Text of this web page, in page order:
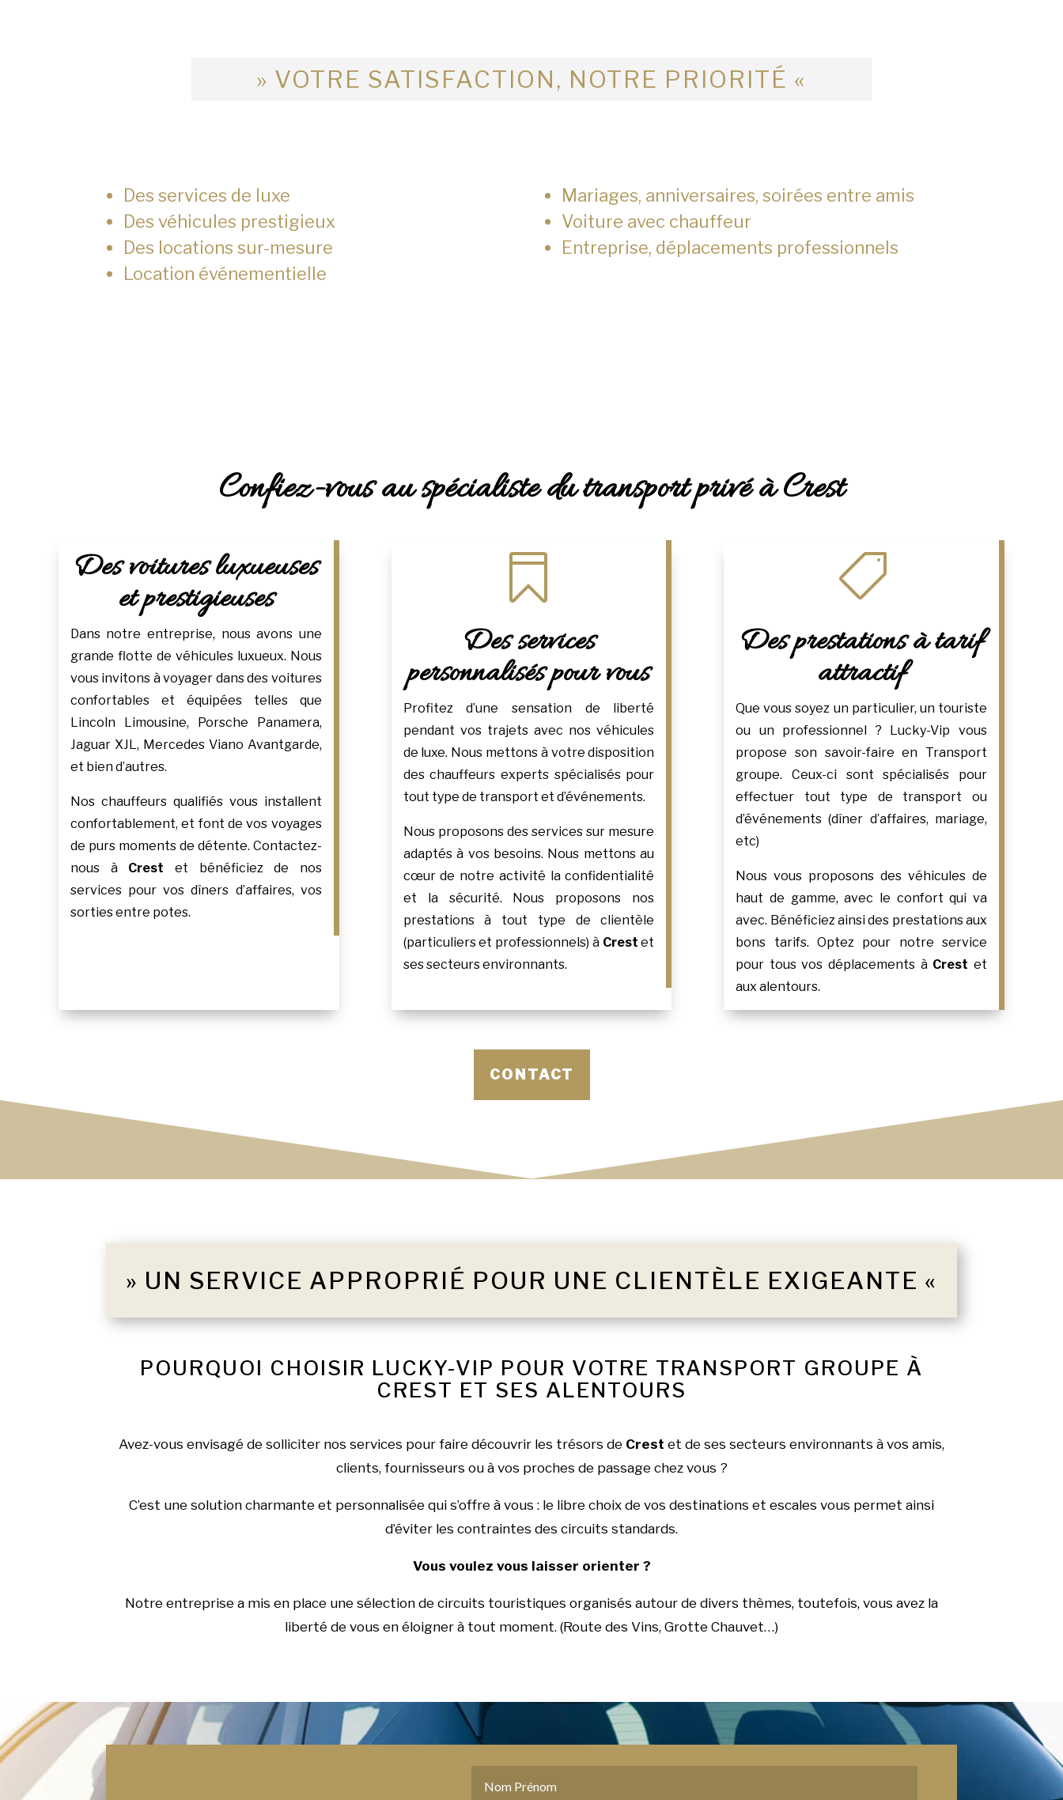
» VOTRE SATISFACTION, NOTRE PRIORITÉ «
Des services de luxe
Des véhicules prestigieux
Des locations sur-mesure
Location événementielle
Mariages, anniversaires, soirées entre amis
Voiture avec chauffeur
Entreprise, déplacements professionnels
Confiez-vous au spécialiste du transport privé à Crest
Des voitures luxueuses
et prestigieuses
Dans notre entreprise, nous avons une
grande flotte de véhicules luxueux. Nous
vous invitons à voyager dans des voitures
confortables et équipées telles que
Lincoln Limousine, Porsche Panamera,
Jaguar XJL, Mercedes Viano Avantgarde,
et bien d’autres.
Nos chauffeurs qualifiés vous installent
confortablement, et font de vos voyages
de purs moments de détente. Contactez-
nous à Crest et bénéficiez de nos
services pour vos dîners d’affaires, vos
sorties entre potes.

Des services
personnalisés pour vous
Profitez d’une sensation de liberté
pendant vos trajets avec nos véhicules
de luxe. Nous mettons à votre disposition
des chauffeurs experts spécialisés pour
tout type de transport et d’événements.
Nous proposons des services sur mesure
adaptés à vos besoins. Nous mettons au
cœur de notre activité la confidentialité
et la sécurité. Nous proposons nos
prestations à tout type de clientèle
(particuliers et professionnels) à Crest et
ses secteurs environnants.

Des prestations à tarif
attractif
Que vous soyez un particulier, un touriste
ou un professionnel ? Lucky-Vip vous
propose son savoir-faire en Transport
groupe. Ceux-ci sont spécialisés pour
effectuer tout type de transport ou
d’événements (dîner d’affaires, mariage,
etc)
Nous vous proposons des véhicules de
haut de gamme, avec le confort qui va
avec. Bénéficiez ainsi des prestations aux
bons tarifs. Optez pour notre service
pour tous vos déplacements à Crest et
aux alentours.
CONTACT
» UN SERVICE APPROPRIÉ POUR UNE CLIENTÈLE EXIGEANTE «
POURQUOI CHOISIR LUCKY-VIP POUR VOTRE TRANSPORT GROUPE À
CREST ET SES ALENTOURS
Avez-vous envisagé de solliciter nos services pour faire découvrir les trésors de Crest et de ses secteurs environnants à vos amis,
clients, fournisseurs ou à vos proches de passage chez vous ?
C’est une solution charmante et personnalisée qui s’offre à vous : le libre choix de vos destinations et escales vous permet ainsi
d’éviter les contraintes des circuits standards.
Vous voulez vous laisser orienter ?
Notre entreprise a mis en place une sélection de circuits touristiques organisés autour de divers thèmes, toutefois, vous avez la
liberté de vous en éloigner à tout moment. (Route des Vins, Grotte Chauvet…)